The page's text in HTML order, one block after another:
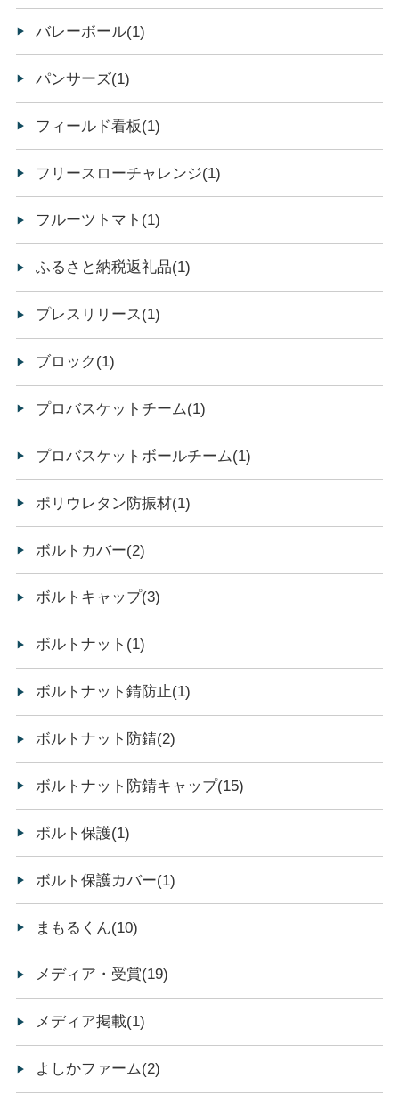
バレーボール(1)
パンサーズ(1)
フィールド看板(1)
フリースローチャレンジ(1)
フルーツトマト(1)
ふるさと納税返礼品(1)
プレスリリース(1)
ブロック(1)
プロバスケットチーム(1)
プロバスケットボールチーム(1)
ポリウレタン防振材(1)
ボルトカバー(2)
ボルトキャップ(3)
ボルトナット(1)
ボルトナット錆防止(1)
ボルトナット防錆(2)
ボルトナット防錆キャップ(15)
ボルト保護(1)
ボルト保護カバー(1)
まもるくん(10)
メディア・受賞(19)
メディア掲載(1)
よしかファーム(2)